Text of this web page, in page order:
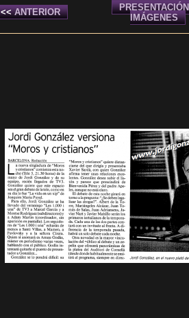
<< ANTERIOR
IMÁGENES